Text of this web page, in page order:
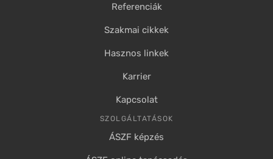
Referenciák
Szakmai cikkek
Hasznos linkek
Karrier
Kapcsolat
SZOLGÁLTATÁSOK
ÁSZF képzés